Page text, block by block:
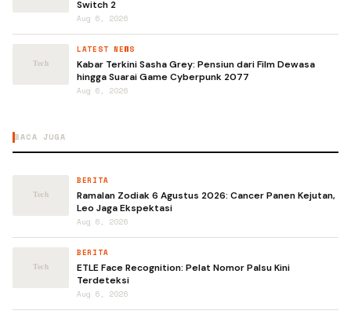
Switch 2
Aug 6, 2026
LATEST NEWS
Kabar Terkini Sasha Grey: Pensiun dari Film Dewasa
hingga Suarai Game Cyberpunk 2077
Aug 6, 2026
BACA JUGA
BERITA
Ramalan Zodiak 6 Agustus 2026: Cancer Panen Kejutan,
Leo Jaga Ekspektasi
Aug 6, 2026
BERITA
ETLE Face Recognition: Pelat Nomor Palsu Kini
Terdeteksi
Aug 6, 2026